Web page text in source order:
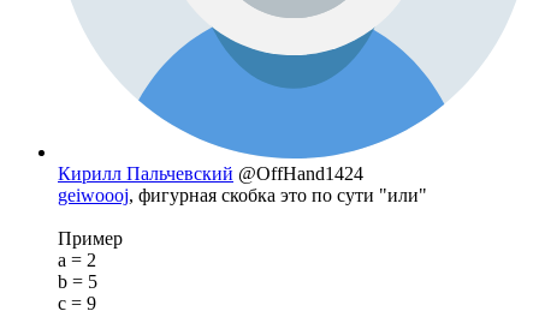
Кирилл Пальчевский @OffHand1424
geiwoooj, фигурная скобка это по сути "или"
Пример
a = 2
b = 5
c = 9